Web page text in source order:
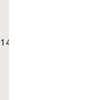
14.260.000